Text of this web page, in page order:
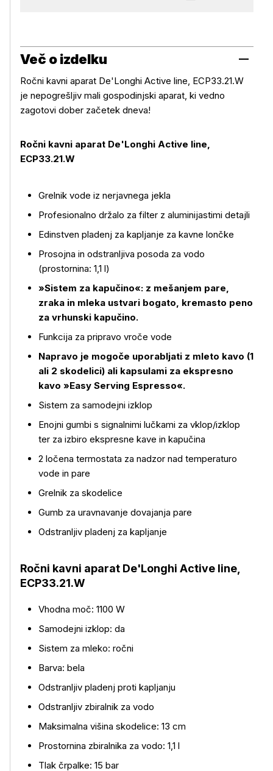
Več o izdelku
Več o izdelku
Ročni kavni aparat De'Longhi Active line, ECP33.21.W
je nepogrešljiv mali gospodinjski aparat, ki vedno
zagotovi dober začetek dneva!
Ročni kavni aparat De'Longhi Active line,
ECP33.21.W
Grelnik vode iz nerjavnega jekla
Profesionalno držalo za filter z aluminijastimi detajli
Edinstven pladenj za kapljanje za kavne lončke
Prosojna in odstranljiva posoda za vodo
(prostornina: 1,1 l)
»Sistem za kapučino«: z mešanjem pare,
zraka in mleka ustvari bogato, kremasto peno
za vrhunski kapučino.
Funkcija za pripravo vroče vode
Napravo je mogoče uporabljati z mleto kavo (1
ali 2 skodelici) ali kapsulami za ekspresno
kavo »Easy Serving Espresso«.
Sistem za samodejni izklop
Enojni gumbi s signalnimi lučkami za vklop/izklop
ter za izbiro ekspresne kave in kapučina
2 ločena termostata za nadzor nad temperaturo
vode in pare
Grelnik za skodelice
Gumb za uravnavanje dovajanja pare
Odstranljiv pladenj za kapljanje
Ročni kavni aparat De'Longhi Active line,
ECP33.21.W
Vhodna moč: 1100 W
Samodejni izklop: da
Sistem za mleko: ročni
Barva: bela
Odstranljiv pladenj proti kapljanju
Odstranljiv zbiralnik za vodo
Maksimalna višina skodelice: 13 cm
Prostornina zbiralnika za vodo: 1,1 l
Tlak črpalke: 15 bar